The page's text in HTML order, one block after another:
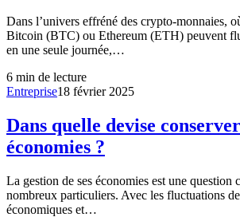
Dans l’univers effréné des crypto-monnaies,
Bitcoin (BTC) ou Ethereum (ETH) peuvent
en une seule journée,…
6 min de lecture
Entreprise18 février 2025
Dans quelle devise
économies ?
La gestion de ses économies est une question
nombreux particuliers. Avec les fluctuations
économiques et…